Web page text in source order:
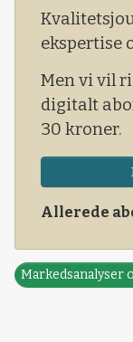
ekspertise
Men vi vil
digitalt
30 kroner.
Allerede
Markedsanalyser